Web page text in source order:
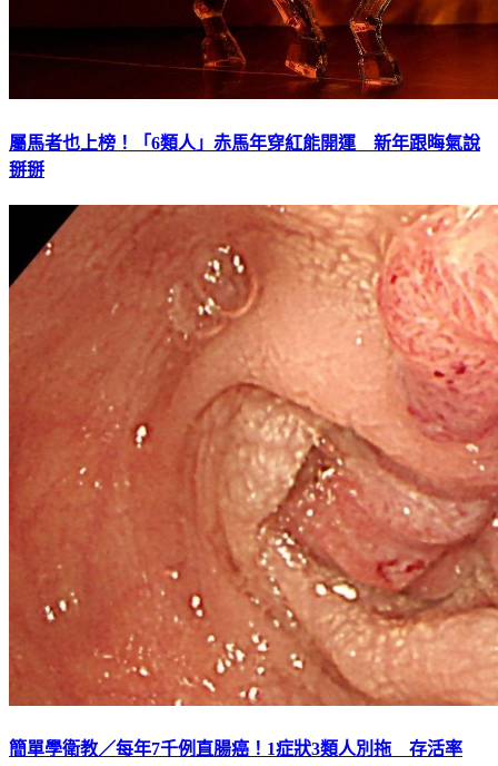
屬馬者也上榜！「6類人」赤馬年穿紅能開運 新年跟晦氣說
掰掰
簡單學衛教／每年7千例直腸癌！1症狀3類人別拖 存活率